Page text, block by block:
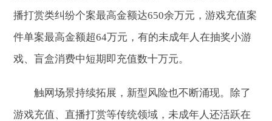
播打赏类纠纷个案最高金额达650余万元，游戏充值案
件单案最高金额超64万元，有的未成年人在抽奖小游
戏、盲盒消费中短期即充值数十万元。
触网场景持续拓展，新型风险也不断涌现。除了
游戏充值、直播打赏等传统领域，未成年人还活跃在